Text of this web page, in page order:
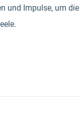
und Impulse, um